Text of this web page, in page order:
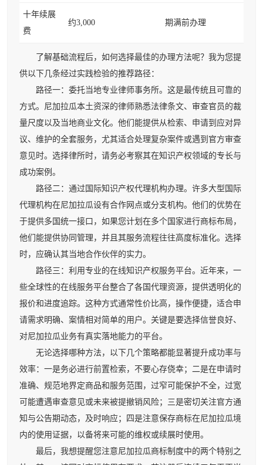
十年续展
费
约3,000 期满前办理
了解基础流程后，如何选择最佳的办理方法呢？我为您提
供以下几条经过实践检验的推荐路径：
路径一：委托当地专业律师事务所。这是最传统且可靠的
方式。尼加拉瓜本土资深的律师熟悉法律条文、审查官员的裁
量尺度以及当地商业文化。他们能提供从检索、申请到应对异
议、维护的全套服务，尤其适合处理复杂案件或遇到官方审查
意见时。选择律所时，请务必考察其在知识产权领域的专长与
成功案例。
路径二：通过国际知识产权代理机构办理。许多大型国际
代理机构在尼加拉瓜设有合作网点或分支机构。他们的优势在
于提供多国统一接口，如果您计划在多个国家进行商标布局，
他们能提供协同管理，并且其服务流程往往高度标准化。选择
时，应确认其当地合作伙伴的实力。
路径三：利用专业的在线知识产权服务平台。近年来，一
些全球性的在线服务平台整合了各国代理资源，提供透明化的
报价和进度追踪。这种方式通常性价比高，操作便捷，适合申
请需求明确、案情相对简单的用户。关键是要选择信誉良好、
对尼加拉瓜业务有真实落地能力的平台。
无论选择哪种方法，以下几个策略都能显著提升成功率与
效率：一是务必进行前置检索，不要心存侥幸；二是在申请时
准确、规范地界定商品和服务范围，过窄可能保护不全，过宽
可能遭遇审查意见或未来被提撤销风险；三是密切关注官方通
知与公告期动态，及时响应；四是注意保存商标在尼加拉瓜境
内的使用证据，以备将来可能的维权或续展时使用。
最后，我想提醒您注意尼加拉瓜商标制度中的两个特别之